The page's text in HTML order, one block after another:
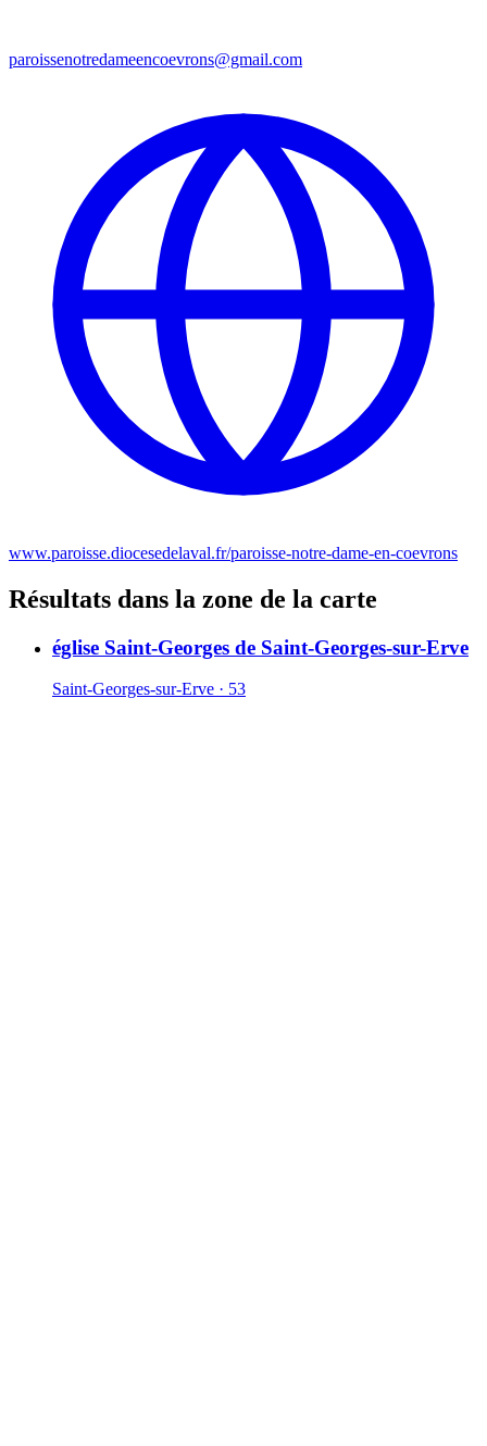
paroissenotredameencoevrons@gmail.com
www.paroisse.diocesedelaval.fr/paroisse-notre-dame-en-coevrons
Résultats dans la zone de la carte
église Saint-Georges de Saint-Georges-sur-Erve
Saint-Georges-sur-Erve · 53